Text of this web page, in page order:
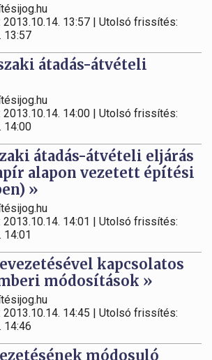
2013.10.14. 13:57 | Utolsó frissítés:
13:57
átadás-átvételi
2013.10.14. 14:00 | Utolsó frissítés:
14:00
átadás-átvételi eljárás
alapon vezetett építési
»
2013.10.14. 14:01 | Utolsó frissítés:
14:01
kapcsolatos
módosítások »
2013.10.14. 14:45 | Utolsó frissítés:
14:46
módosuló